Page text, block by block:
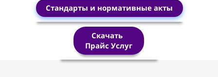
Скачать
Прайс Услуг
Стандарты и нормативные акты